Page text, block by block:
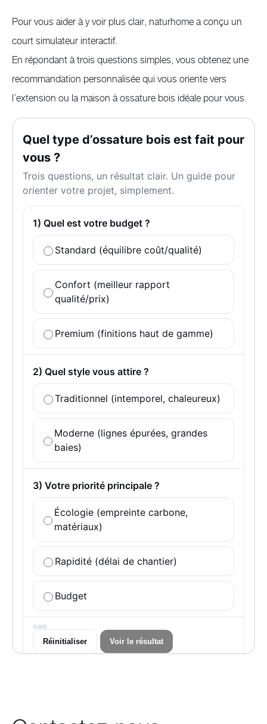
Pour vous aider à y voir plus clair, naturhome a conçu un
court simulateur interactif.
En répondant à trois questions simples, vous obtenez une
recommandation personnalisée qui vous oriente vers
l’extension ou la maison à ossature bois idéale pour vous.